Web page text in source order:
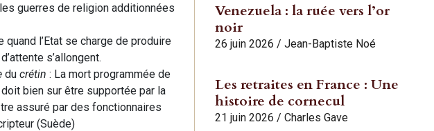
guerres de religion additionnées
l’Etat se charge de produire
s’allongent.
du crétin : La mort programmée de
bien sur être supportée par la
assuré par des fonctionnaires
(Suède)
Venezuela : la ruée vers l’or
noir
26 juin 2026 / Jean-Baptiste Noé
Les retraites en France : Une
histoire de cornecul
21 juin 2026 / Charles Gave